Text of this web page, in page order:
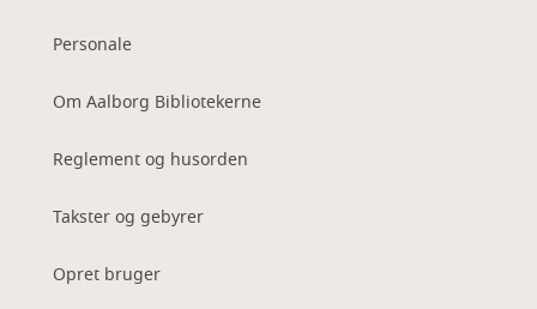
Personale
Om Aalborg Bibliotekerne
Reglement og husorden
Takster og gebyrer
Opret bruger